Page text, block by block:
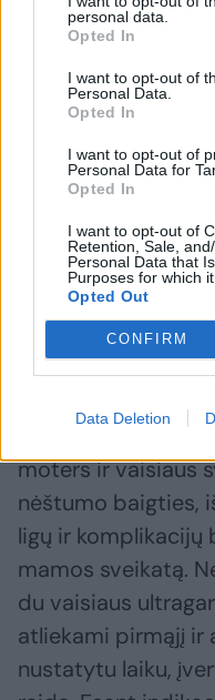
personal data.
Opted In
I want to opt-out of
Personal Data.
Opted In
I want to opt-out of
Personal Data for
Opted In
I want to opt-out of
Retention, Sale,
Personal Data that
Purposes for which
Opted Out
CONFIRM
Data Deletion
medikamentus
Nėštumo metu
apsilankymai pas
specialistą.
įvykti iki 10
trečiąjį nėštumo
apsilankyti po 2–3
kiekvienos moters
gretutines ligas bei
„Ambulatorinės
moters ir vaisiaus
nėštumo baigties,
ligų ir komplikacijų
mamos sveikatą.
du vaisiaus
atliekami pirmąjį ir
nustatytu laiku,